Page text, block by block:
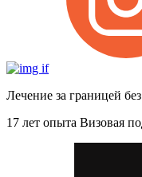
Лечение за границей
17 лет опыта Визовая